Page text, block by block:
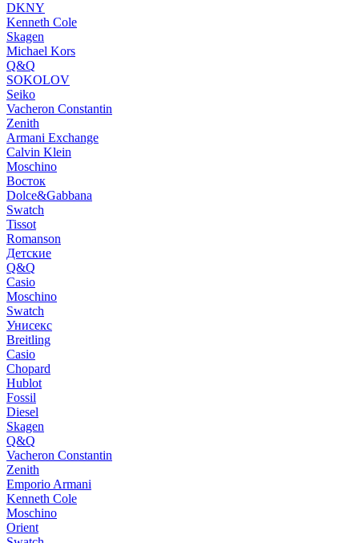
DKNY
Kenneth Cole
Skagen
Michael Kors
Q&Q
SOKOLOV
Seiko
Vacheron Constantin
Zenith
Armani Exchange
Calvin Klein
Moschino
Восток
Dolce&Gabbana
Swatch
Tissot
Romanson
Детские
Q&Q
Casio
Moschino
Swatch
Унисекс
Breitling
Casio
Chopard
Hublot
Fossil
Diesel
Skagen
Q&Q
Vacheron Constantin
Zenith
Emporio Armani
Kenneth Cole
Moschino
Orient